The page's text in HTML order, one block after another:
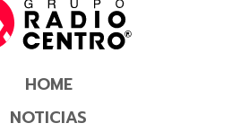
HOME
NOTICIAS